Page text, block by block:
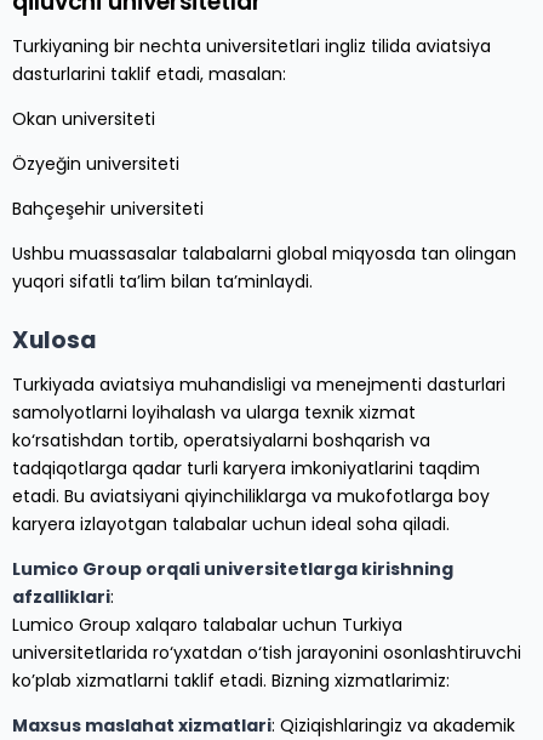
Turkiyaning bir nechta universitetlari ingliz tilida aviatsiya
dasturlarini taklif etadi, masalan:
Okan universiteti
Özyeğin universiteti
Bahçeşehir universiteti
Ushbu muassasalar talabalarni global miqyosda tan olingan
yuqori sifatli ta’lim bilan ta’minlaydi.
Xulosa
Turkiyada aviatsiya muhandisligi va menejmenti dasturlari
samolyotlarni loyihalash va ularga texnik xizmat
ko‘rsatishdan tortib, operatsiyalarni boshqarish va
tadqiqotlarga qadar turli karyera imkoniyatlarini taqdim
etadi. Bu aviatsiyani qiyinchiliklarga va mukofotlarga boy
karyera izlayotgan talabalar uchun ideal soha qiladi.
Lumico Group orqali universitetlarga kirishning
afzalliklari:
Lumico Group xalqaro talabalar uchun Turkiya
universitetlarida ro‘yxatdan o‘tish jarayonini osonlashtiruvchi
ko’plab xizmatlarni taklif etadi. Bizning xizmatlarimiz:
Maxsus maslahat xizmatlari: Qiziqishlaringiz va akademik